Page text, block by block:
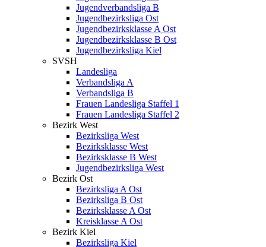
Jugendverbandsliga B
Jugendbezirksliga Ost
Jugendbezirksklasse A Ost
Jugendbezirksklasse B Ost
Jugendbezirksliga Kiel
SVSH
Landesliga
Verbandsliga A
Verbandsliga B
Frauen Landesliga Staffel 1
Frauen Landesliga Staffel 2
Bezirk West
Bezirksliga West
Bezirksklasse West
Bezirksklasse B West
Jugendbezirksliga West
Bezirk Ost
Bezirksliga A Ost
Bezirksliga B Ost
Bezirksklasse A Ost
Kreisklasse A Ost
Bezirk Kiel
Bezirksliga Kiel